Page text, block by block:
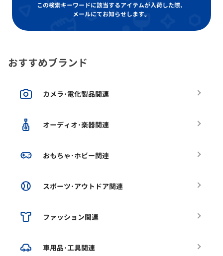
この検索キーワードに該当するアイテムが入荷した際、
メールにてお知らせします。
おすすめブランド
カメラ･電化製品関連
オーディオ･楽器関連
おもちゃ･ホビー関連
スポーツ･アウトドア関連
ファッション関連
車用品･工具関連